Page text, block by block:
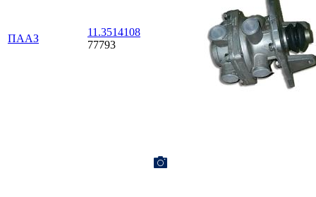
ПААЗ
11.3514108
77793